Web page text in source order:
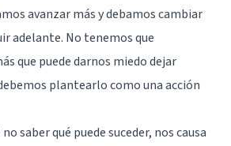
avanzar más y debamos cambiar
adelante. No tenemos que
que puede darnos miedo dejar
plantearlo como una acción
saber qué puede suceder, nos causa